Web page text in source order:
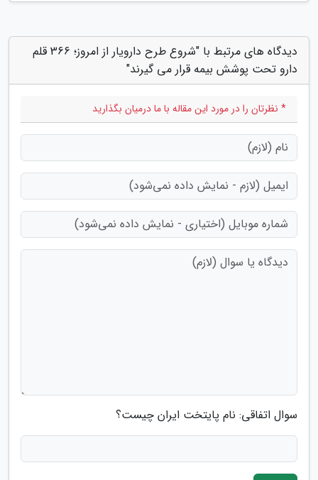
دیدگاه های مرتبط با "شروع طرح دارویار از امروز؛ 366 قلم
دارو تحت پوشش بیمه قرار می گیرند"
* نظرتان را در مورد این مقاله با ما درمیان بگذارید
سوال اتفاقی: نام پایتخت ایران چیست؟